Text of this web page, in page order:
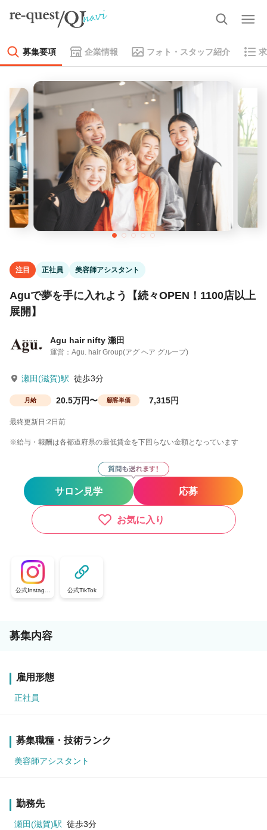
募集要項 企業情報 フォト・スタッフ紹介
注目 正社員 美容師アシスタント
Aguで夢を手に入れよう【続々OPEN！1100店以上
展開】
Agu hair nifty 瀬田
運営：Agu. hair Group(アグ ヘア グループ)
瀬田(滋賀)駅 徒歩3分
月給 20.5万円〜 顧客単価 7,315円
最終更新日:2日前
※給与・報酬は各都道府県の最低賃金を下回らない金額となっています
サロン見学 応募
お気に入り
公式Instagra
m
公式TikTok
募集内容
雇用形態
正社員
募集職種・技術ランク
美容師アシスタント
勤務先
瀬田(滋賀)駅 徒歩3分